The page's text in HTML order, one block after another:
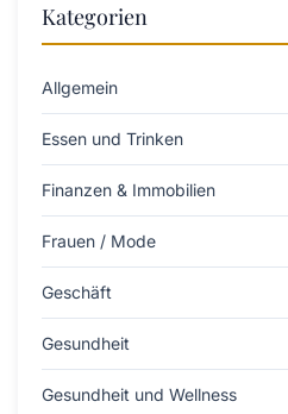
Kategorien
Allgemein
Essen und Trinken
Finanzen & Immobilien
Frauen / Mode
Geschäft
Gesundheit
Gesundheit und Wellness